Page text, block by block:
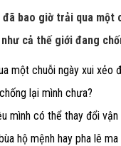
bao giờ trải qua một
cả thế giới đang
một chuỗi ngày xui xẻo
lại mình chưa?
mình có thể thay đổi vận
hộ mệnh hay pha lê ma